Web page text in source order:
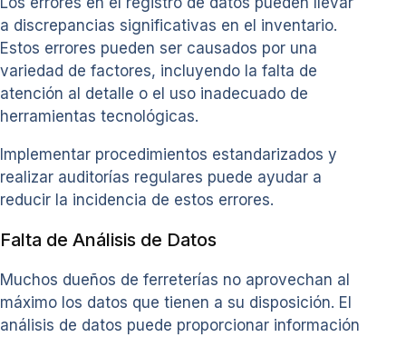
a discrepancias significativas en el inventario.
Estos errores pueden ser causados por una
variedad de factores, incluyendo la falta de
atención al detalle o el uso inadecuado de
herramientas tecnológicas.
Implementar procedimientos estandarizados y
realizar auditorías regulares puede ayudar a
reducir la incidencia de estos errores.
Falta de Análisis de Datos
Muchos dueños de ferreterías no aprovechan al
máximo los datos que tienen a su disposición. El
análisis de datos puede proporcionar información